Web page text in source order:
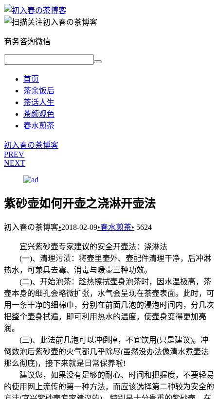
商务咨询微信
首页
茶余饭后
茶话人生
茶颜观色
春水煎茶
初入春の茶博客
PREV
NEXT
紫砂壶如何开壶之浇淋开壶法
初入春の茶博客•2018-02-09•春水煎茶• 5624
宜兴紫砂壶专家建议的安全开壶法：浇淋法
(一)、清理污渍：将壶里壶外、壶配件清理干净，后冲淋
热水，可兼具去霉、消毒与暖壶三种功效。
(二)、开始泡茶：趁热擦拭壶身泡茶时，因水温极高，茶
壶本身的细孔会略微扩张，水气会呈现在茶壶表面。此时，可
用一条干净的细棉巾，分别在前面几泡的浸泡时间内，分几次
把整个壶身拭遍，即可利用热水的温度，使壶身变得更加亮
润。
(三)、此法前几泡可以冲倒掉，不宜饮用(只是建议)。冲
倒数泡后紫砂壶的火气都几乎除尽(虽然没办法像清水煮壶法
那么彻底)，接下来就是日常保养啦!
建议您，如果没有足够的耐心、时间和把握度，不要轻易
的使用网上流传的第一种方法，而应该选择第二种较为安全的